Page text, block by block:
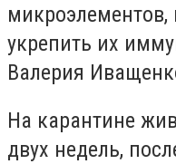
микроэлементов,
укрепить их
Валерия
На карантине
двух недель,